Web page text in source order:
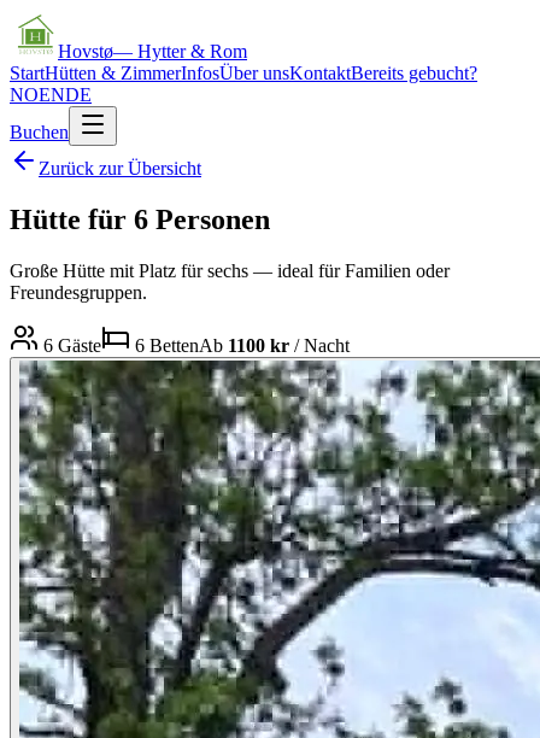
Hovstø— Hytter & Rom
StartHütten & ZimmerInfosÜber unsKontaktBereits gebucht?
NOENDE
Buchen
Zurück zur Übersicht
Hütte für 6 Personen
Große Hütte mit Platz für sechs — ideal für Familien oder
Freundesgruppen.
6 Gäste 6 BettenAb 1100 kr / Nacht